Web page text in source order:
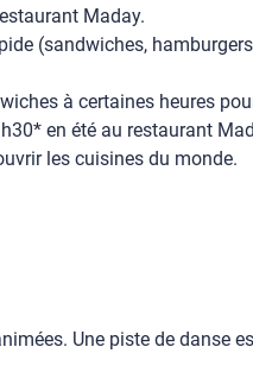
Maday.
(sandwiches,
à certaines heures
en été au restaurant
les cuisines du monde.
Une piste de danse